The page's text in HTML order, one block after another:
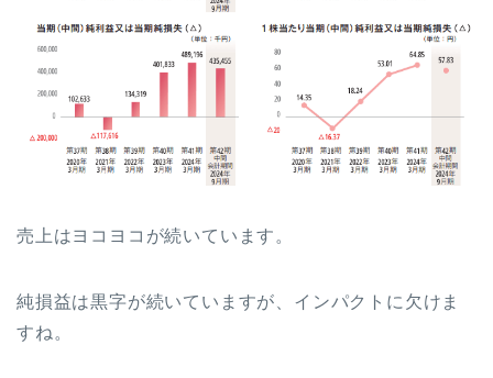
売上はヨコヨコが続いています。
純損益は黒字が続いていますが、インパクトに欠けま
すね。